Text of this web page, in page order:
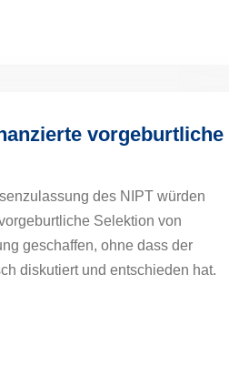
vorgeburtliche
des NIPT würden
Selektion von
geschaffen, ohne dass der
diskutiert und entschieden hat.